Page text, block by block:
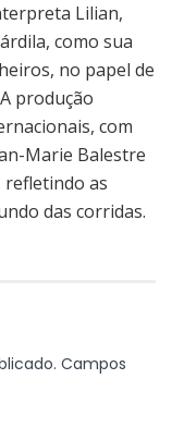
Lilian,
como sua
no papel de
produção
com
Marie Balestre
refletindo as
das corridas.
Campos